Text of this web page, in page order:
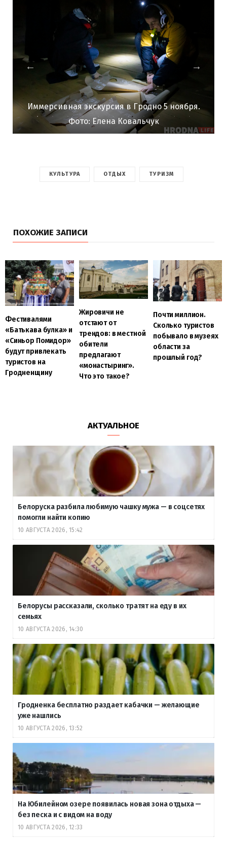
Иммерсивная экскурсия в Гродно 5 ноября.
Фото: Елена Ковальчук
КУЛЬТУРА ОТДЫХ ТУРИЗМ
ПОХОЖИЕ ЗАПИСИ
Фестивалями
«Батькава булка» и
«Синьор Помидор»
будут привлекать
туристов на
Гродненщину
Жировичи не
отстают от
трендов: в местной
обители
предлагают
«монастыринг».
Что это такое?
Почти миллион.
Сколько туристов
побывало в музеях
области за
прошлый год?
АКТУАЛЬНОЕ
Белоруска разбила любимую чашку мужа — в соцсетях
помогли найти копию
10 АВГУСТА 2026, 15:42
Белорусы рассказали, сколько тратят на еду в их
семьях
10 АВГУСТА 2026, 14:30
Гродненка бесплатно раздает кабачки — желающие
уже нашлись
10 АВГУСТА 2026, 13:52
На Юбилейном озере появилась новая зона отдыха —
без песка и с видом на воду
10 АВГУСТА 2026, 12:33